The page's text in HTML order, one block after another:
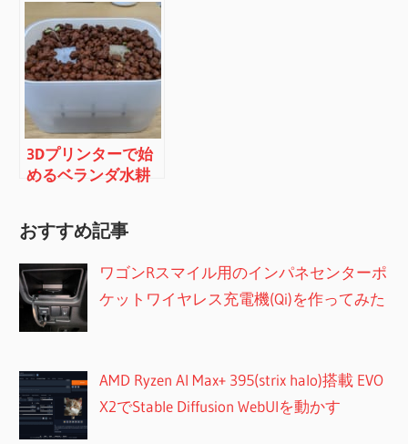
ン
3Dプリンターで始
めるベランダ水耕
（その３）
おすすめ記事
ワゴンRスマイル用のインパネセンターポ
ケットワイヤレス充電機(Qi)を作ってみた
AMD Ryzen AI Max+ 395(strix halo)搭載 EVO
X2でStable Diffusion WebUIを動かす